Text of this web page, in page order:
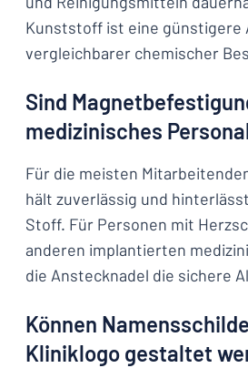
Kunststoff ist eine günstigere
vergleichbarer chemischer
Sind
medizinisches
Für die meisten
hält zuverlässig und
Stoff. Für Personen mit
anderen implantierten
die Anstecknadel die sichere
Können
Kliniklogo gestaltet